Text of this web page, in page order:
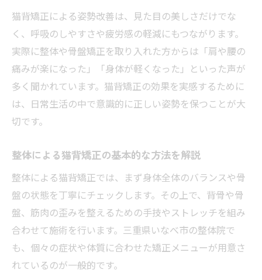
猫背矯正で実感できる見た目と体調の変化
猫背矯正が肩こりや頭痛の緩和に役立つ理
由
猫背矯正後の正しい姿勢維持とセルフケア
法
猫背や歪みを感じたら始める矯正習慣
猫背矯正が必要と感じた時のセルフチェッ
ク法
日常生活に取り入れる猫背矯正の簡単習慣
猫背矯正の効果を高めるストレッチと体操
法
猫背矯正による姿勢改善は、見た目の美しさだけでな
く、呼吸のしやすさや疲労感の軽減にもつながります。
実際に整体や骨盤矯正を取り入れた方からは「肩や腰の
痛みが楽になった」「身体が軽くなった」といった声が
多く聞かれています。猫背矯正の効果を実感するために
は、日常生活の中で意識的に正しい姿勢を保つことが大
切です。
整体による猫背矯正の基本的な方法を解説
整体による猫背矯正では、まず身体全体のバランスや骨
盤の状態を丁寧にチェックします。その上で、背骨や骨
盤、筋肉の歪みを整えるための手技やストレッチを組み
合わせて施術を行います。三重県いなべ市の整体院で
も、個々の症状や体質に合わせた矯正メニューが用意さ
れているのが一般的です。